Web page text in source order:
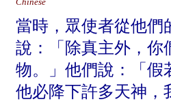
當時，眾使者從他們
說：「除真主外，你
物。」他們說：「假
他必降下許多天神，